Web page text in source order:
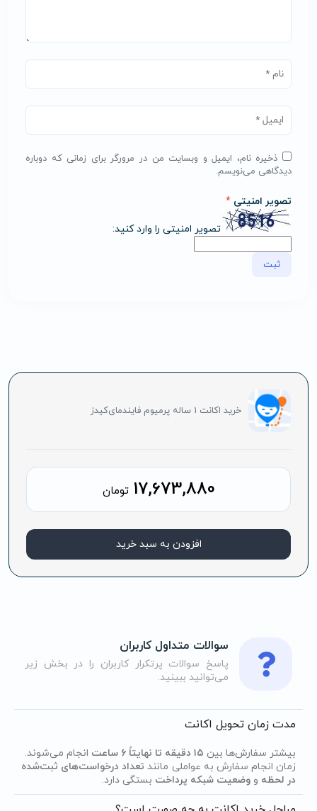
ذخیره نام، ایمیل و وبسایت من در مرورگر برای زمانی که دوباره
دیدگاهی می‌نویسم.
تصویر امنیتی *
تصویر امنیتی را وارد کنید:
خرید اکانت 1 ساله پرمیوم فایندمای‌کیدز
17,673,880 تومان
افزودن به سبد خرید
سوالات متداول کاربران
پاسخ سوالات پرتکرار کاربران را در بخش زیر
می‌توانید ببینید.
مدت زمان تحویل اکانت
بیشتر سفارش‌ها بین ۱۵ دقیقه تا نهایتاً ۶ ساعت
انجام می‌شوند.
زمان انجام سفارش به عواملی مانند تعداد درخواست‌های ثبت‌شده
در لحظه و وضعیت شبکه پرداخت بستگی دارد.